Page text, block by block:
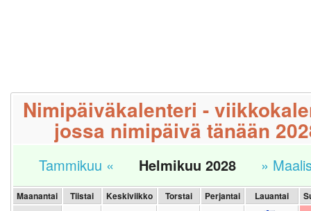
Nimipäiväkalenteri -
jossa nimipäivä tänään
Tammikuu « Helmikuu 2028 »
Maanantai Tiistai Keskiviikko Torstai Perjantai Lauantai